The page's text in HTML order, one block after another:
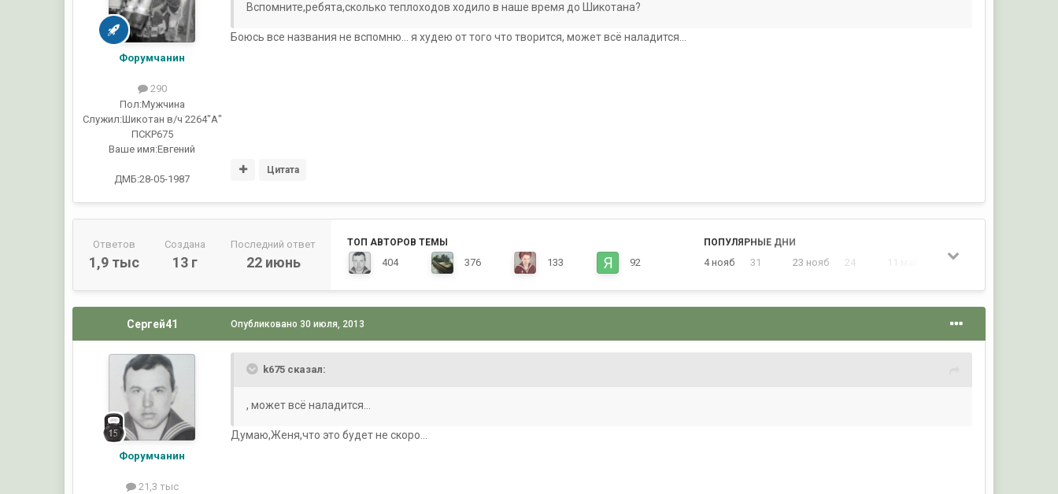
Форумчанин
290
Пол:Мужчина
Служил:Шикотан в/ч 2264"А"
ПСКР675
Ваше имя:Евгений
ДМБ:28-05-1987
Вспомните,ребята,сколько теплоходов ходило в наше время до Шикотана?
Боюсь все названия не вспомню... я худею от того что творится, может всё наладится...
Цитата
Ответов
1,9 тыс
Создана
13 г
Последний ответ
22 июнь
ТОП АВТОРОВ ТЕМЫ
404 376 133 92
ПОПУЛЯРНЫЕ ДНИ
4 нояб 31 23 нояб 24 11 май
Сергей41
Форумчанин
21,3 тыс
Опубликовано 30 июля, 2013
k675 сказал:
, может всё наладится...
Думаю,Женя,что это будет не скоро...